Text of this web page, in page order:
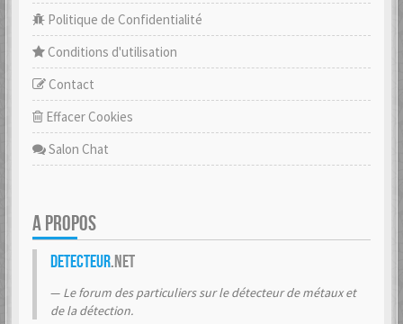
Politique de Confidentialité
Conditions d'utilisation
Contact
Effacer Cookies
Salon Chat
A PROPOS
Detecteur.net
Le forum des particuliers sur le détecteur de métaux et
de la détection.